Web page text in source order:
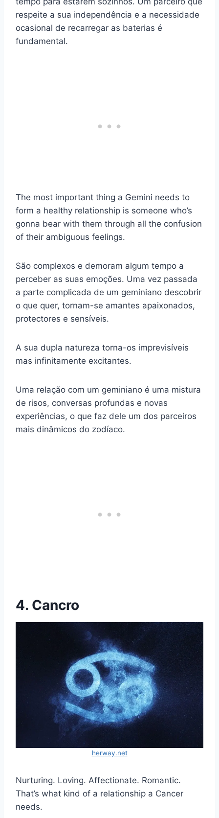
respeite a sua independência e a necessidade
ocasional de recarregar as baterias é
fundamental.
The most important thing a Gemini needs to
form a healthy relationship is someone who’s
gonna bear with them through all the confusion
of their ambiguous feelings.
São complexos e demoram algum tempo a
perceber as suas emoções. Uma vez passada
a parte complicada de um geminiano descobrir
o que quer, tornam-se amantes apaixonados,
protectores e sensíveis.
A sua dupla natureza torna-os imprevisíveis
mas infinitamente excitantes.
Uma relação com um geminiano é uma mistura
de risos, conversas profundas e novas
experiências, o que faz dele um dos parceiros
mais dinâmicos do zodíaco.
4. Cancro
herway.net
Nurturing. Loving. Affectionate. Romantic.
That’s what kind of a relationship a Cancer
needs.